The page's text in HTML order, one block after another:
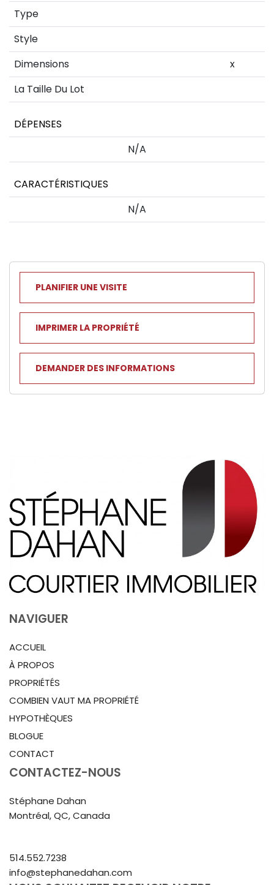
Type
Style
Dimensions
x
La Taille Du Lot
DÉPENSES
N/A
CARACTÉRISTIQUES
N/A
PLANIFIER UNE VISITE
IMPRIMER LA PROPRIÉTÉ
DEMANDER DES INFORMATIONS
NAVIGUER
ACCUEIL
À PROPOS
PROPRIÉTÉS
COMBIEN VAUT MA PROPRIÉTÉ
HYPOTHÈQUES
BLOGUE
CONTACT
CONTACTEZ-NOUS
Stéphane Dahan
Montréal, QC, Canada
514.552.7238
info@stephanedahan.com